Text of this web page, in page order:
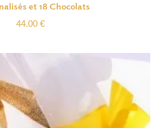
et 18 Chocolats
44.00 €